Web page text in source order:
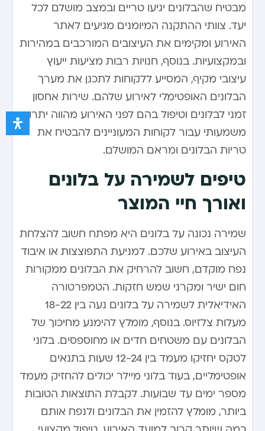
מבטיח שהבלונים יגיעו טריים ובמצב מושלם לכל
יעד. צוותי ההתקנה המיומנים מגיעים לאתר
האירוע ומקימים את העיצובים המורכבים במהירות
ובמקצועיות. בנוסף, חנויות רבות מציעות ייעוץ
עיצובי מקיף, המסייע ללקוחות לתכנן את מערך
הבלונים האופטימלי לאירוע שלהם. שירות אחסון
זמני לבלונים וטיפול בהם לפני האירוע מהווה יתרון
משמעותי עבור לקוחות המעוניינים להבטיח את
טריות הבלונים ומראם המושלם.
טיפים לשמירה על בלונים
ואורך חיי המוצר
שמירה נכונה על בלונים היא מפתח חשוב להצלחת
העיצוב באירוע שלכם. למניעת התפוצצות או איבוד
נפח מוקדם, חשוב להרחיק את הבלונים ממקורות
חום ישיר ומקרני שמש חזקות. הטמפרטורה
האידיאלית לשמירה על בלונים נעה בין 18-22
מעלות צלזיוס. בנוסף, מומלץ להימנע מחיכוך של
הבלונים עם משטחים חדים או מחוספסים. בלוני
לטקס יחזיקו מעמד בין 12-24 שעות בתנאים
אופטימליים, בעוד בלוני מיילר יכולים להחזיק מעמד
מספר ימים עד שבועות. לקבלת התוצאות הטובות
ביותר, מומלץ להזמין את הבלונים ולנפח אותם